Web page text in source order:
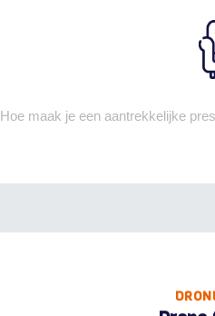
Hoe maak je een aantrekkelijke